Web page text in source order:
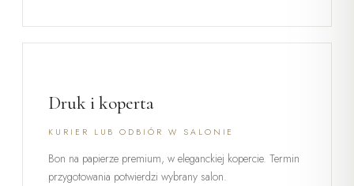
Druk i koperta
KURIER LUB ODBIÓR W SALONIE
Bon na papierze premium, w eleganckiej kopercie. Termin
przygotowania potwierdzi wybrany salon.